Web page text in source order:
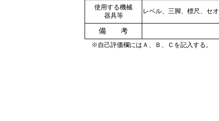
使用する機械
器具等
レベル、三脚、標尺、セ
備 考
※自己評価欄にはＡ、Ｂ、Ｃを記入する。